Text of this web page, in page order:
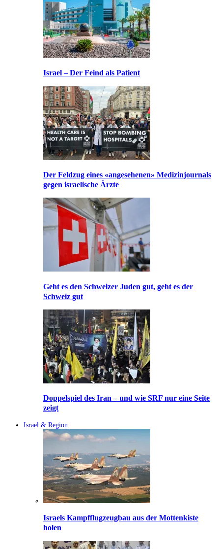
Israel – Der Feind als Patient
Der Feldzug eines «angesehenen» Medizinjournals
gegen israelische Ärzte
Geht es den Schweizer Juden gut, geht es der
Schweiz gut
Doppelspiel des Iran – und wie SRF nur eine Seite
zeigt
Israel & Region
Israels Kampfflugzeugbau aus der Mottenkiste
holen